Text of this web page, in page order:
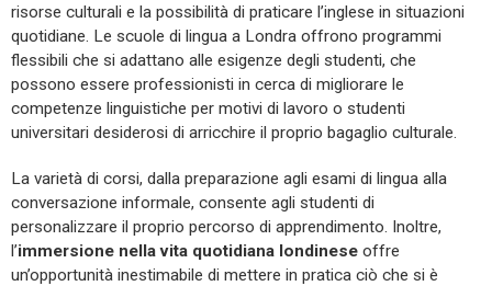
risorse culturali e la possibilità di praticare l’inglese in situazioni
quotidiane. Le scuole di lingua a Londra offrono programmi
flessibili che si adattano alle esigenze degli studenti, che
possono essere professionisti in cerca di migliorare le
competenze linguistiche per motivi di lavoro o studenti
universitari desiderosi di arricchire il proprio bagaglio culturale.
La varietà di corsi, dalla preparazione agli esami di lingua alla
conversazione informale, consente agli studenti di
personalizzare il proprio percorso di apprendimento. Inoltre,
l’immersione nella vita quotidiana londinese offre
un’opportunità inestimabile di mettere in pratica ciò che si è